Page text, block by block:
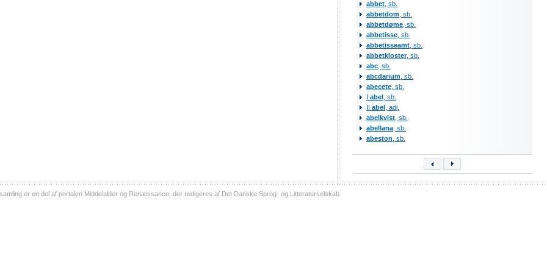
abbet , sb.
abbetdom , sb.
abbetdøme , sb.
abbetisse , sb.
abbetisseamt , sb.
abbetkloster, sb.
abc , sb.
abcdarium , sb.
abecete , sb.
I abel , sb.
II abel , adj.
abelkvist , sb.
abellana , sb.
abeston , sb.
er en del af portalen Middelalder og Renæssance, der redigeres af Det Danske Sprog- og Litteraturselskab